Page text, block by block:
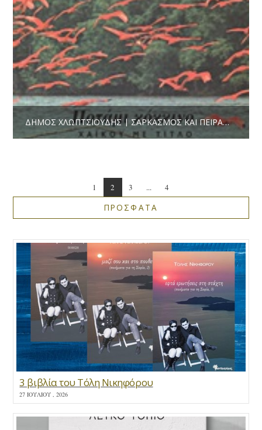
ΔΉΜΟΣ ΧΛΩΠΤΣΙΟΎΔΗΣ | ΣΑΡΚΑΣΜΌΣ ΚΑΙ ΠΕΙΡΑΜΑΤΙΣΜΟΊ ΣΕ ΈΝΑ «ΚΌΚΚΙΝΟ ΠΟΤΆΜΙ» ΜΕ ΧΑΪΚΟΎ ΤΟΥ ΧΆΡΗ ΜΕΛΙΤΆ
1 2 3 ... 4
ΠΡΟΣΦΑΤΑ
3 βιβλία του Τόλη Νικηφόρου
27 ΙΟΥΛΊΟΥ , 2026